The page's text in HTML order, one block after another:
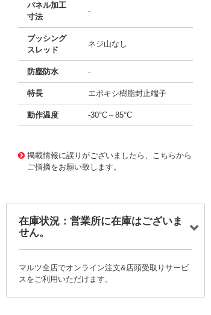
パネル加工
寸法
-
ブッシング
スレッド
ネジ山なし
防塵防水 -
特長 エポキシ樹脂封止端子
動作温度 -30°C～85°C
掲載情報に誤りがございましたら、こちらから
ご指摘をお願い致します。
在庫状況：営業所に在庫はございま
せん。
マルツ全店でオンライン注文&店頭受取りサービ
スをご利用いただけます。